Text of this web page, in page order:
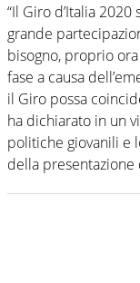
“Il Giro d’Italia
grande
bisogno, proprio
fase a causa
il Giro possa
ha dichiarato in un
politiche giovanili e
della presentazione